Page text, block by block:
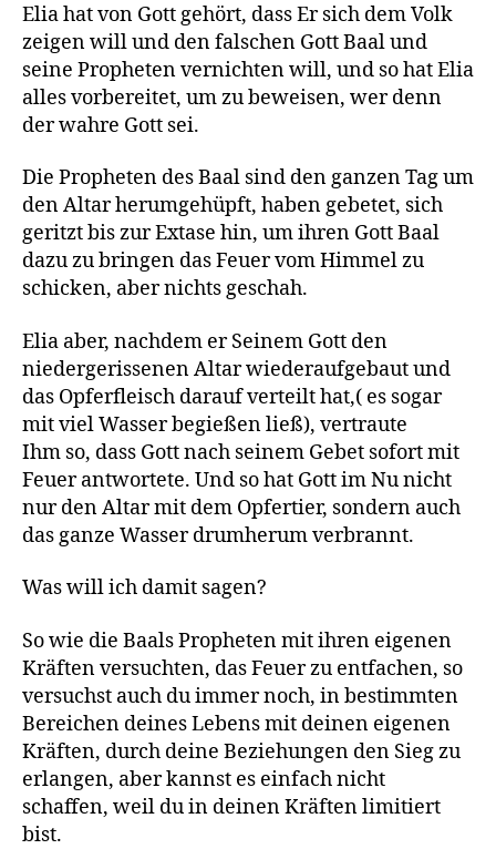
Elia hat von Gott gehört, dass Er sich dem Volk
zeigen will und den falschen Gott Baal und
seine Propheten vernichten will, und so hat Elia
alles vorbereitet, um zu beweisen, wer denn
der wahre Gott sei.
Die Propheten des Baal sind den ganzen Tag um
den Altar herumgehüpft, haben gebetet, sich
geritzt bis zur Extase hin, um ihren Gott Baal
dazu zu bringen das Feuer vom Himmel zu
schicken, aber nichts geschah.
Elia aber, nachdem er Seinem Gott den
niedergerissenen Altar wiederaufgebaut und
das Opferfleisch darauf verteilt hat,( es sogar
mit viel Wasser begießen ließ), vertraute
Ihm so, dass Gott nach seinem Gebet sofort mit
Feuer antwortete. Und so hat Gott im Nu nicht
nur den Altar mit dem Opfertier, sondern auch
das ganze Wasser drumherum verbrannt.
Was will ich damit sagen?
So wie die Baals Propheten mit ihren eigenen
Kräften versuchten, das Feuer zu entfachen, so
versuchst auch du immer noch, in bestimmten
Bereichen deines Lebens mit deinen eigenen
Kräften, durch deine Beziehungen den Sieg zu
erlangen, aber kannst es einfach nicht
schaffen, weil du in deinen Kräften limitiert
bist.